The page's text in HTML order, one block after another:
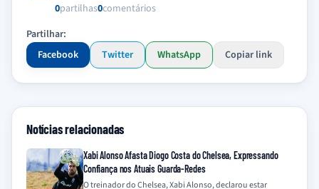
0partilhas0comentários
Partilhar:
Facebook
Twitter WhatsApp Copiar link
Notícias relacionadas
Xabi Alonso Afasta Diogo Costa do Chelsea, Expressando
Confiança nos Atuais Guarda-Redes
O treinador do Chelsea, Xabi Alonso, declarou estar